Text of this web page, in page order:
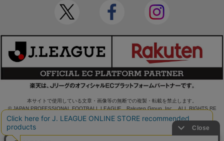
本サイトで使用している文章・画像等の無断での複製・転載を禁止します。
© JAPAN PROFESSIONAL FOOTBALL LEAGUE Rakuten Group, Inc. ALL RIGHTS RE
SERVED.